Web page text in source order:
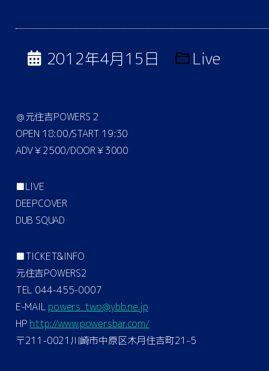
2012年4月15日 Live
＠元住吉POWERS２
OPEN 18:00/START 19:30
ADV￥2500/DOOR￥3000
■LIVE
DEEPCOVER
DUB SQUAD
■TICKET&INFO
元住吉POWERS2
TEL 044-455-0007
E-MAIL powers_two@ybb.ne.jp
HP http://www.powersbar.com/
〒211-0021川崎市中原区木月住吉町21-5